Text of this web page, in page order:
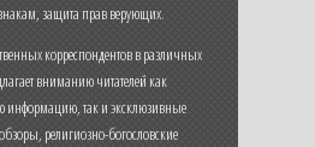
защита прав верующих.
корреспондентов в различных
вниманию читателей как
информацию, так и эксклюзивные
религиозно-богословские